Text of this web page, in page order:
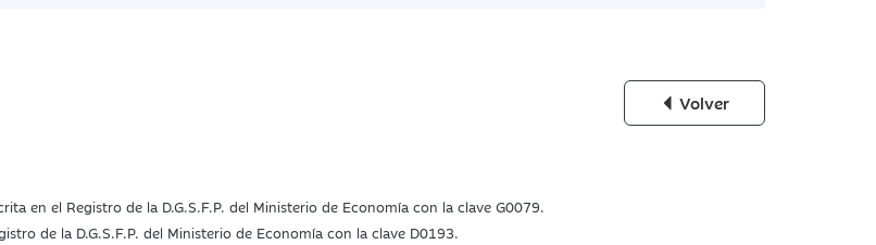
Volver
en el Registro de la D.G.S.F.P. del Ministerio de Economía con la clave G0079.
de la D.G.S.F.P. del Ministerio de Economía con la clave D0193.